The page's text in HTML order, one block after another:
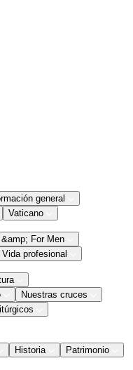
general
Vaticano
&amp; For Men
Vida profesional
Nuestras cruces
Historia
Patrimonio